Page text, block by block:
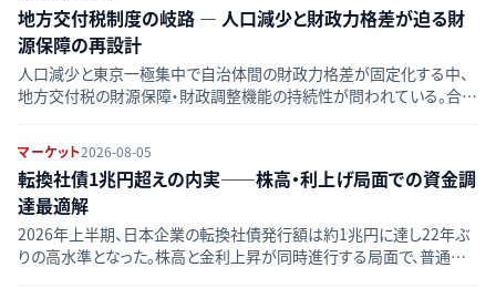
地方交付税制度の岐路 — 人口減少と財政力格差が迫る財
源保障の再設計
人口減少と東京一極集中で自治体間の財政力格差が固定化する中、
地方交付税の財源保障・財政調整機能の持続性が問われている。合併
マーケット2026-08-05
転換社債1兆円超えの内実——株高・利上げ局面での資金調
達最適解
2026年上半期、日本企業の転換社債発行額は約1兆円に達し22年ぶ
りの高水準となった。株高と金利上昇が同時進行する局面で、普通社